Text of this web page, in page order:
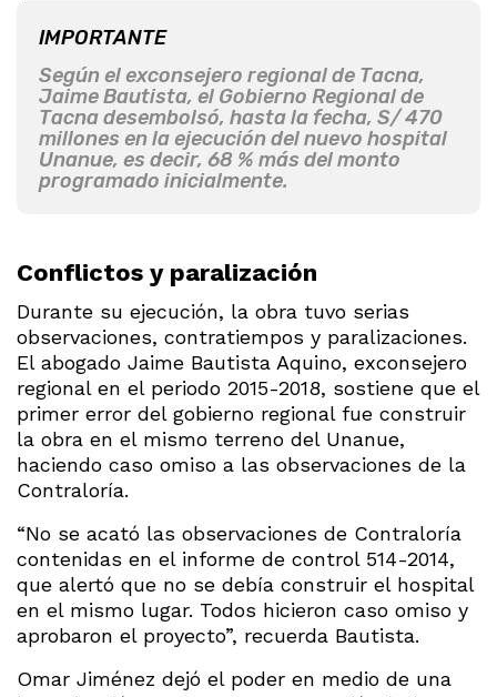
IMPORTANTE
Según el exconsejero regional de Tacna,
Jaime Bautista, el Gobierno Regional de
Tacna desembolsó, hasta la fecha, S/ 470
millones en la ejecución del nuevo hospital
Unanue, es decir, 68 % más del monto
programado inicialmente.
Conflictos y paralización
Durante su ejecución, la obra tuvo serias
observaciones, contratiempos y paralizaciones.
El abogado Jaime Bautista Aquino, exconsejero
regional en el periodo 2015-2018, sostiene que el
primer error del gobierno regional fue construir
la obra en el mismo terreno del Unanue,
haciendo caso omiso a las observaciones de la
Contraloría.
“No se acató las observaciones de Contraloría
contenidas en el informe de control 514-2014,
que alertó que no se debía construir el hospital
en el mismo lugar. Todos hicieron caso omiso y
aprobaron el proyecto”, recuerda Bautista.
Omar Jiménez dejó el poder en medio de una